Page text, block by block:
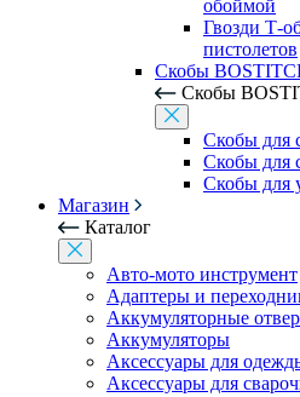
обоймой
Гвозди Т-
пистолетов
Скобы
Скобы
Скобы для
Скобы для
Скобы для
Магазин
Каталог
Авто-мото инструмент
Адаптеры и
Аккумуляторные
Аккумуляторы
Аксессуары для
Аксессуары для